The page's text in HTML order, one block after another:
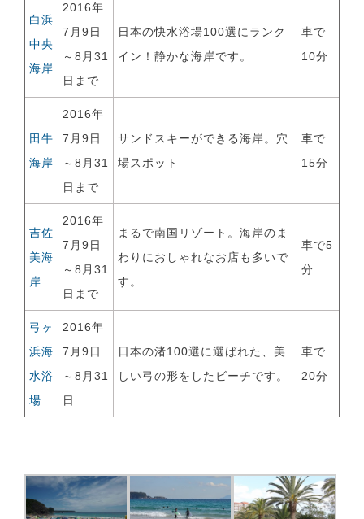
白浜
中央
海岸
2016年
7月9日
～8月31
日まで
日本の快水浴場100選にランク
イン！静かな海岸です。
車で
10分
田牛
海岸
2016年
7月9日
～8月31
日まで
サンドスキーができる海岸。穴
場スポット
車で
15分
吉佐
美海
岸
2016年
7月9日
～8月31
日まで
まるで南国リゾート。海岸のま
わりにおしゃれなお店も多いで
す。
車で5
分
弓ヶ
浜海
水浴
場
2016年
7月9日
～8月31
日
日本の渚100選に選ばれた、美
しい弓の形をしたビーチです。
車で
20分